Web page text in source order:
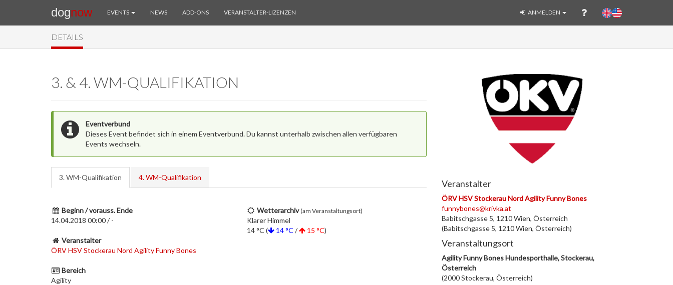
dognow EVENTS NEWS ADD-ONS VERANSTALTER-LIZENZEN ANMELDEN
DETAILS
3. & 4. WM-QUALIFIKATION
Eventverbund
Dieses Event befindet sich in einem Eventverbund. Du kannst unterhalb zwischen allen verfügbaren
Events wechseln.
3. WM-Qualifikation 4. WM-Qualifikation
Beginn / vorauss. Ende
14.04.2018 00:00 / -
Veranstalter
ÖRV HSV Stockerau Nord Agility Funny Bones
Bereich
Agility
Wetterarchiv (am Veranstaltungsort)
Klarer Himmel
14 °C (
14 °C / 15 °C)
Veranstalter
ÖRV HSV Stockerau Nord Agility Funny Bones
funnybones@krivka.at
Babitschgasse 5, 1210 Wien, Österreich
(Babitschgasse 5, 1210 Wien, Österreich)
Veranstaltungsort
Agility Funny Bones Hundesporthalle, Stockerau,
Österreich
(2000 Stockerau, Österreich)